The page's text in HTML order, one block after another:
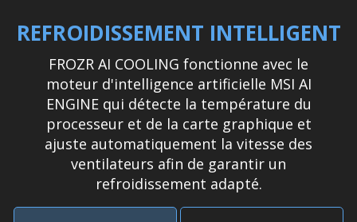
REFROIDISSEMENT INTELLIGENT
FROZR AI COOLING fonctionne avec le
moteur d'intelligence artificielle MSI AI
ENGINE qui détecte la température du
processeur et de la carte graphique et
ajuste automatiquement la vitesse des
ventilateurs afin de garantir un
refroidissement adapté.